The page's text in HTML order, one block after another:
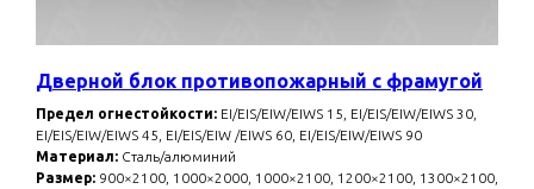
Дверной блок противопожарный с фрамугой
Предел огнестойкости: EI/EIS/EIW/EIWS 15, EI/EIS/EIW/EIWS 30,
EI/EIS/EIW/EIWS 45, EI/EIS/EIW /EIWS 60, EI/EIS/EIW/EIWS 90
Материал: Сталь/алюминий
Размер: 900×2100, 1000×2000, 1000×2100, 1200×2100, 1300×2100,